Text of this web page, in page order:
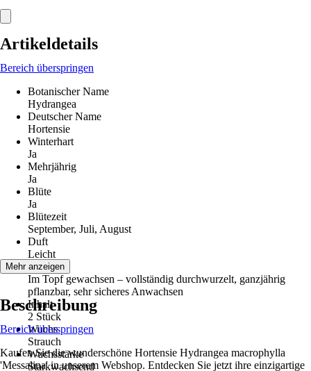
Artikeldetails
Bereich überspringen
Botanischer Name
Hydrangea
Deutscher Name
Hortensie
Winterhart
Ja
Mehrjährig
Ja
Blüte
Ja
Blütezeit
September, Juli, August
Duft
Leicht
Qualität
Im Topf gewachsen – vollständig durchwurzelt, ganzjährig
pflanzbar, sehr sicheres Anwachsen
Inhalt
2 Stück
Wuchs
Strauch
Wuchsstärke
Starkwachsend
Mehr anzeigen
Beschreibung
Bereich überspringen
Kaufen Sie die wunderschöne Hortensie Hydrangea macrophylla
'Messalina' in unserem Webshop. Entdecken Sie jetzt ihre einzigartige